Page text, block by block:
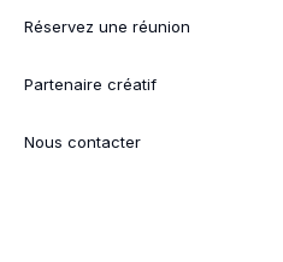
Réservez une réunion
Partenaire créatif
Nous contacter